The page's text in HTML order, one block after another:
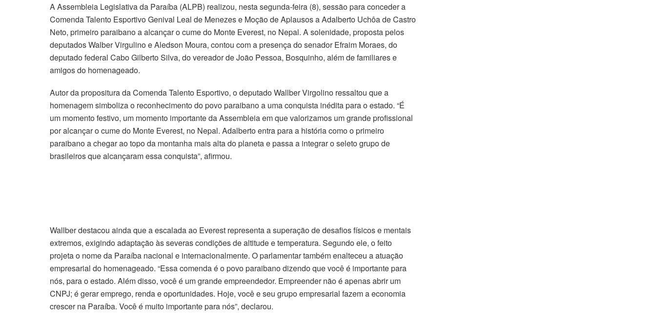
A Assembleia Legislativa da Paraíba (ALPB) realizou, nesta segunda-feira (8), sessão para conceder a
Comenda Talento Esportivo Genival Leal de Menezes e Moção de Aplausos a Adalberto Uchôa de Castro
Neto, primeiro paraibano a alcançar o cume do Monte Everest, no Nepal. A solenidade, proposta pelos
deputados Walber Virgulino e Aledson Moura, contou com a presença do senador Efraim Moraes, do
deputado federal Cabo Gilberto Silva, do vereador de João Pessoa, Bosquinho, além de familiares e
amigos do homenageado.
Autor da propositura da Comenda Talento Esportivo, o deputado Wallber Virgolino ressaltou que a
homenagem simboliza o reconhecimento do povo paraibano a uma conquista inédita para o estado. “É
um momento festivo, um momento importante da Assembleia em que valorizamos um grande profissional
por alcançar o cume do Monte Everest, no Nepal. Adalberto entra para a história como o primeiro
paraibano a chegar ao topo da montanha mais alta do planeta e passa a integrar o seleto grupo de
brasileiros que alcançaram essa conquista”, afirmou.
Wallber destacou ainda que a escalada ao Everest representa a superação de desafios físicos e mentais
extremos, exigindo adaptação às severas condições de altitude e temperatura. Segundo ele, o feito
projeta o nome da Paraíba nacional e internacionalmente. O parlamentar também enalteceu a atuação
empresarial do homenageado. “Essa comenda é o povo paraibano dizendo que você é importante para
nós, para o estado. Além disso, você é um grande empreendedor. Empreender não é apenas abrir um
CNPJ; é gerar emprego, renda e oportunidades. Hoje, você e seu grupo empresarial fazem a economia
crescer na Paraíba. Você é muito importante para nós”, declarou.